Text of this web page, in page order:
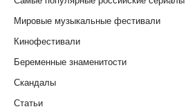
Мировые музыкальные фестивали
Кинофестивали
Беременные знаменитости
Скандалы
Статьи